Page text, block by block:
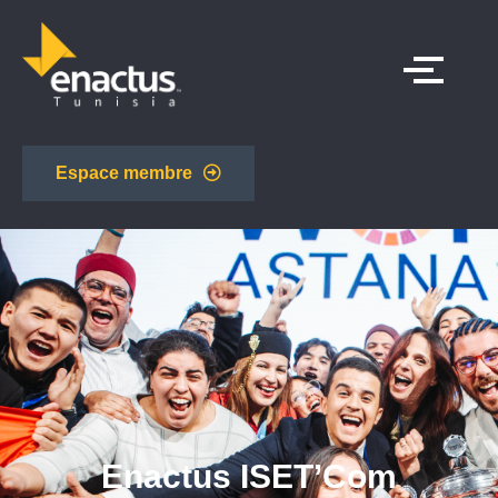
Espace membre
Enactus ISET’Com